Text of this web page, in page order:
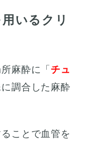
いるクリ
麻酔に「 チュ
に調合した麻酔
ことで血管を